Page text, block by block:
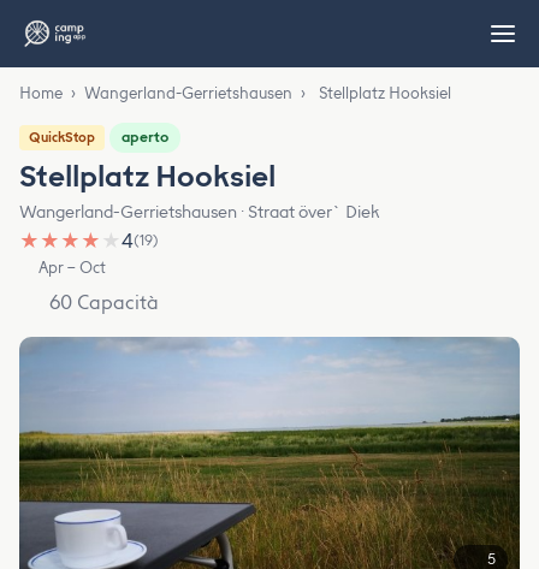
Home › Wangerland-Gerrietshausen › Stellplatz Hooksiel
QuickStop aperto
Stellplatz Hooksiel
Wangerland-Gerrietshausen · Straat över` Diek
★ ★ ★ ★ ★4(19)
Apr – Oct
60 Capacità
5